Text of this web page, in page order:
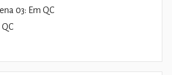
03: Em QC